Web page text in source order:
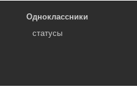
Одноклассники
статусы